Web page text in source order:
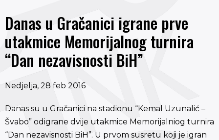
Danas u Gračanici igrane prve
utakmice Memorijalnog turnira
“Dan nezavisnosti BiH”
Nedjelja, 28 feb 2016
Danas su u Gračanici na stadionu “Kemal Uzunalić –
Švabo” odigrane dvije utakmice Memorijalniog turnira
“Dan nezavisnosti BiH”. U prvom susretu koji je igran